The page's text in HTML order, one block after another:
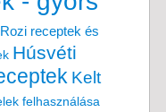
receptek és
Húsvéti
Kelt
felhasználása